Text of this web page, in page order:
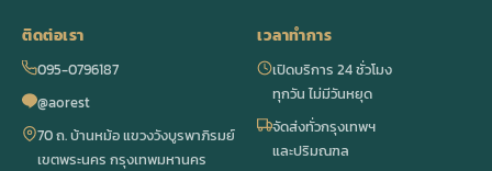
ติดต่อเรา
095-0796187
@aorest
70 ถ. บ้านหม้อ แขวงวังบูรพาภิรมย์
เขตพระนคร กรุงเทพมหานคร
เวลาทำการ
เปิดบริการ 24 ชั่วโมง
ทุกวัน ไม่มีวันหยุด
จัดส่งทั่วกรุงเทพฯ
และปริมณฑล